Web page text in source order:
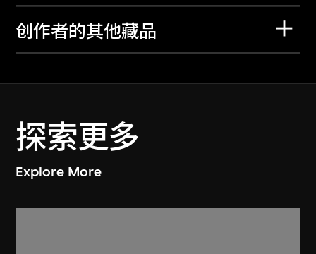
创作者的其他藏品
探索更多
Explore More